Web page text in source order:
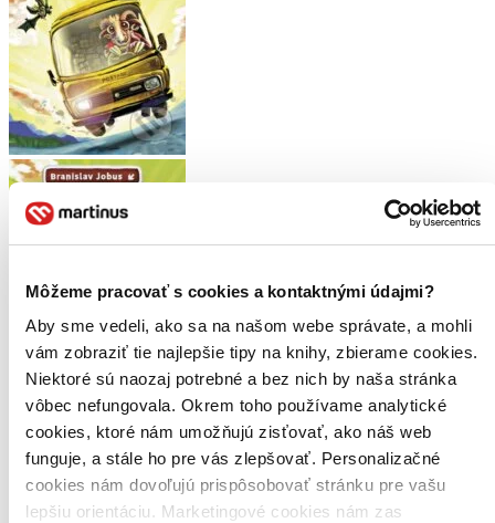
Môžeme pracovať s cookies a kontaktnými údajmi?
Aby sme vedeli, ako sa na našom webe správate, a mohli
vám zobraziť tie najlepšie tipy na knihy, zbierame cookies.
Niektoré sú naozaj potrebné a bez nich by naša stránka
vôbec nefungovala. Okrem toho používame analytické
cookies, ktoré nám umožňujú zisťovať, ako náš web
funguje, a stále ho pre vás zlepšovať. Personalizačné
cookies nám dovoľujú prispôsobovať stránku pre vašu
lepšiu orientáciu. Marketingové cookies nám zas